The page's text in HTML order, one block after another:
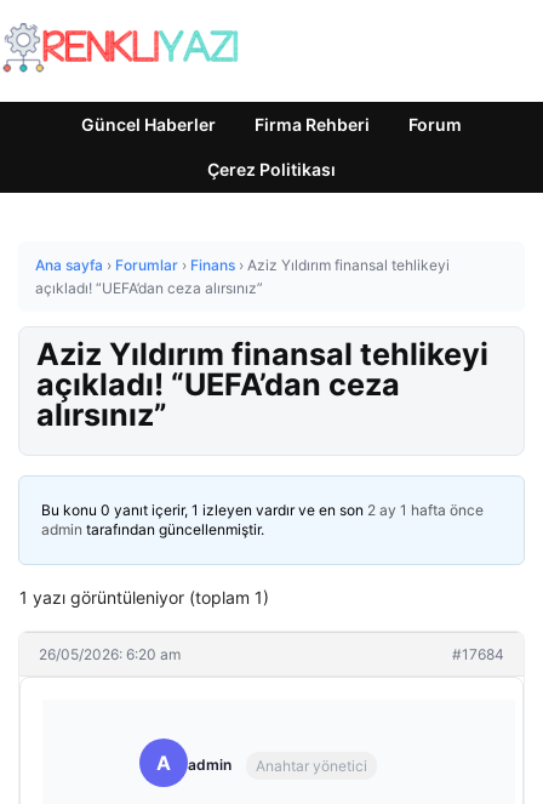
Güncel Haberler Firma Rehberi Forum
Çerez Politikası
Ana sayfa › Forumlar › Finans › Aziz Yıldırım finansal tehlikeyi
açıkladı! “UEFA’dan ceza alırsınız”
Aziz Yıldırım finansal tehlikeyi
açıkladı! “UEFA’dan ceza
alırsınız”
Bu konu 0 yanıt içerir, 1 izleyen vardır ve en son 2 ay 1 hafta önce
admin tarafından güncellenmiştir.
1 yazı görüntüleniyor (toplam 1)
26/05/2026: 6:20 am #17684
A admin Anahtar yönetici